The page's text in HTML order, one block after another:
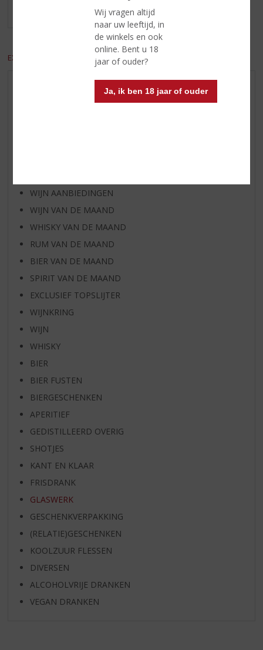
Wij vragen altijd
naar uw leeftijd, in
de winkels en ook
online. Bent u 18
jaar of ouder?
Ja, ik ben 18 jaar of ouder
EXCL. BTW INCL. BTW
STREEKPRODUKTEN
WIJN AANBIEDINGEN
WIJN VAN DE MAAND
WHISKY VAN DE MAAND
RUM VAN DE MAAND
BIER VAN DE MAAND
SPIRIT VAN DE MAAND
EXCLUSIEF TOPSLIJTER
WIJNKRING
WIJN
WHISKY
BIER
BIER FUSTEN
BIERGESCHENKEN
APERITIEF
GEDISTILLEERD OVERIG
SHOTJES
KANT EN KLAAR
FRISDRANK
GLASWERK
GESCHENKVERPAKKING
(RELATIE)GESCHENKEN
KOOLZUUR FLESSEN
DIVERSEN
ALCOHOLVRIJE DRANKEN
VEGAN DRANKEN